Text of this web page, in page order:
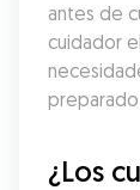
antes de
cuidador
¿Los